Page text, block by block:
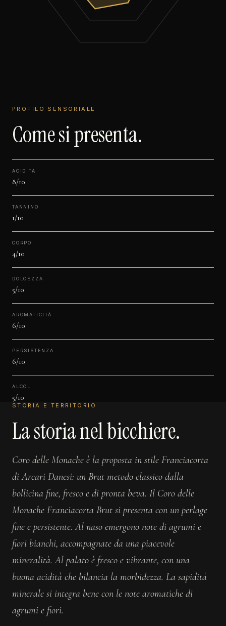
PROFILO SENSORIALE
Come si presenta.
ACIDITÀ
8/10
TANNINO
1/10
CORPO
4/10
DOLCEZZA
5/10
AROMATICITÀ
6/10
PERSISTENZA
6/10
ALCOL
5/10
STORIA E TERRITORIO
La storia nel bicchiere.
Coro delle Monache è la proposta in stile Franciacorta
di Arcari Danesi: un Brut metodo classico dalla
bollicina fine, fresco e di pronta beva. Il Coro delle
Monache Franciacorta Brut si presenta con un perlage
fine e persistente. Al naso emergono note di agrumi e
fiori bianchi, accompagnate da una piacevole
mineralità. Al palato è fresco e vibrante, con una
buona acidità che bilancia la morbidezza. La sapidità
minerale si integra bene con le note aromatiche di
agrumi e fiori.